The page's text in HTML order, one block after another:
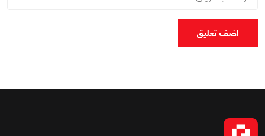
اضف تعليق